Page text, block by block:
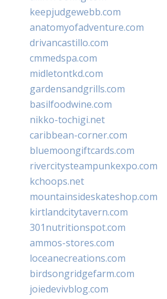
keepjudgewebb.com
anatomyofadventure.com
drivancastillo.com
cmmedspa.com
midletontkd.com
gardensandgrills.com
basilfoodwine.com
nikko-tochigi.net
caribbean-corner.com
bluemoongiftcards.com
rivercitysteampunkexpo.com
kchoops.net
mountainsideskateshop.com
kirtlandcitytavern.com
301nutritionspot.com
ammos-stores.com
loceanecreations.com
birdsongridgefarm.com
joiedevivblog.com